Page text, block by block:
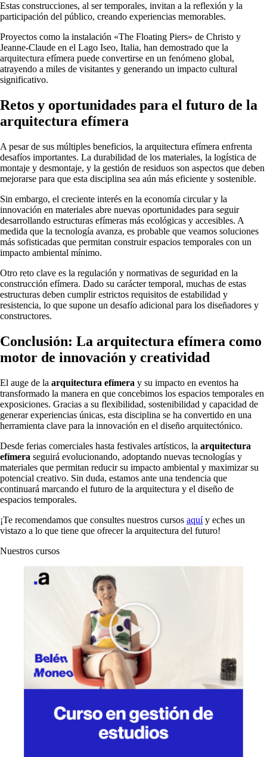
Estas construcciones, al ser temporales, invitan a la reflexión y la
participación del público, creando experiencias memorables.
Proyectos como la instalación «The Floating Piers» de Christo y
Jeanne-Claude en el Lago Iseo, Italia, han demostrado que la
arquitectura efímera puede convertirse en un fenómeno global,
atrayendo a miles de visitantes y generando un impacto cultural
significativo.
Retos y oportunidades para el futuro de la
arquitectura efímera
A pesar de sus múltiples beneficios, la arquitectura efímera enfrenta
desafíos importantes. La durabilidad de los materiales, la logística de
montaje y desmontaje, y la gestión de residuos son aspectos que deben
mejorarse para que esta disciplina sea aún más eficiente y sostenible.
Sin embargo, el creciente interés en la economía circular y la
innovación en materiales abre nuevas oportunidades para seguir
desarrollando estructuras efímeras más ecológicas y accesibles. A
medida que la tecnología avanza, es probable que veamos soluciones
más sofisticadas que permitan construir espacios temporales con un
impacto ambiental mínimo.
Otro reto clave es la regulación y normativas de seguridad en la
construcción efímera. Dado su carácter temporal, muchas de estas
estructuras deben cumplir estrictos requisitos de estabilidad y
resistencia, lo que supone un desafío adicional para los diseñadores y
constructores.
Conclusión: La arquitectura efímera como
motor de innovación y creatividad
El auge de la arquitectura efímera y su impacto en eventos ha
transformado la manera en que concebimos los espacios temporales en
exposiciones. Gracias a su flexibilidad, sostenibilidad y capacidad de
generar experiencias únicas, esta disciplina se ha convertido en una
herramienta clave para la innovación en el diseño arquitectónico.
Desde ferias comerciales hasta festivales artísticos, la arquitectura
efímera seguirá evolucionando, adoptando nuevas tecnologías y
materiales que permitan reducir su impacto ambiental y maximizar su
potencial creativo. Sin duda, estamos ante una tendencia que
continuará marcando el futuro de la arquitectura y el diseño de
espacios temporales.
¡Te recomendamos que consultes nuestros cursos aquíy eches un
vistazo a lo que tiene que ofrecer la arquitectura del futuro!
Nuestros cursos